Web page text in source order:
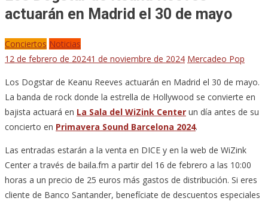
actuarán en Madrid el 30 de mayo
Conciertos Noticias
12 de febrero de 20241 de noviembre de 2024 Mercadeo Pop
Los Dogstar de Keanu Reeves actuarán en Madrid el 30 de mayo.
La banda de rock donde la estrella de Hollywood se convierte en
bajista actuará en La Sala del WiZink Center un día antes de su
concierto en Primavera Sound Barcelona 2024.
Las entradas estarán a la venta en DICE y en la web de WiZink
Center a través de baila.fm a partir del 16 de febrero a las 10:00
horas a un precio de 25 euros más gastos de distribución. Si eres
cliente de Banco Santander, benefíciate de descuentos especiales